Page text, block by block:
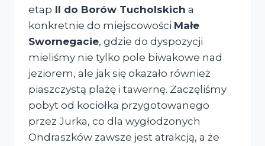
etap II do Borów Tucholskich a
konkretnie do miejscowości Małe
Swornegacie, gdzie do dyspozycji
mieliśmy nie tylko pole biwakowe nad
jeziorem, ale jak się okazało również
piaszczystą plażę i tawernę. Zaczęliśmy
pobyt od kociołka przygotowanego
przez Jurka, co dla wygłodzonych
Ondraszków zawsze jest atrakcją, a że